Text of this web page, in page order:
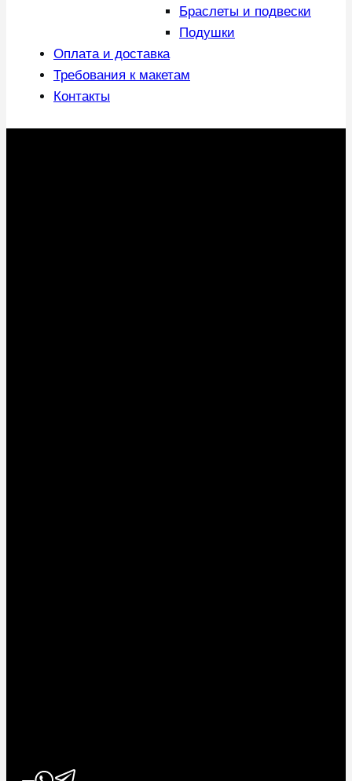
Браслеты и подвески
Подушки
Оплата и доставка
Требования к макетам
Контакты